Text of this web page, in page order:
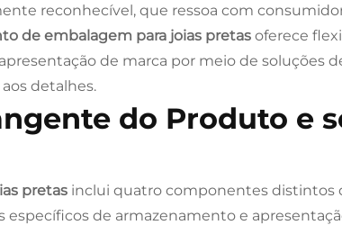
reconhecível, que ressoa com
de embalagem para joias pretas oferece
de marca por meio de soluções
detalhes.
do Produto e
pretas inclui quatro componentes distintos
específicos de armazenamento e